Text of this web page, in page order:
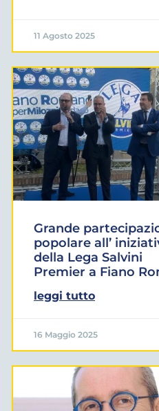
11 Agosto 2025
Grande
popolare all’
della Lega Salvini
Premier a Fiano
leggi tutto
16 Maggio 2025